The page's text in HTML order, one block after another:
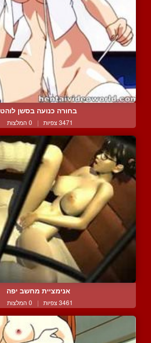
בחורה כנועה בסשן לוהט
3471 צפיות | 0 המלצות
אנימציית מחשב יפה
3461 צפיות | 0 המלצות